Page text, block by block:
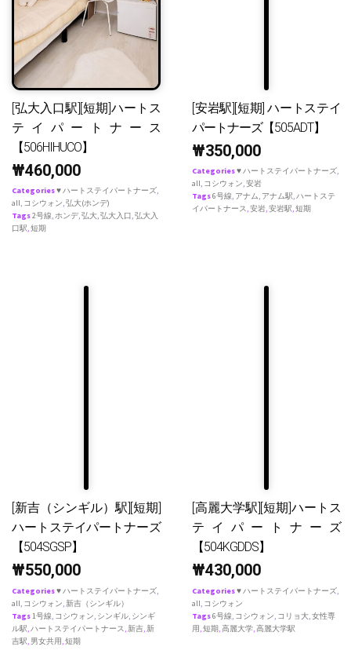
[弘大入口駅][短期]ハートス
テイパートナース
【506HIHUCO】
₩460,000
Categories♥ ハートステイパートナーズ,
all, コシウォン,弘大(ホンデ)
Tags2号線,ホンデ,弘大,弘大入口,弘大入
口駅,短期
[安岩駅][短期] ハートステイ
パートナーズ【505ADT】
₩350,000
Categories♥ ハートステイパートナーズ,
all, コシウォン,安岩
Tags6号線, アナム, アナム駅,ハートステ
イパートナース,安岩,安岩駅,短期
[新吉（シンギル）駅][短期]
ハートステイパートナーズ
【504SGSP】
₩550,000
Categories♥ ハートステイパートナーズ,
all, コシウォン,新吉（シンギル）
Tags1号線, コシウォン, シンギル, シンギ
ル駅,ハートステイパートナース,新吉,新
吉駅, 男女共用,短期
[高麗大学駅][短期]ハートス
テイパートナーズ
【504KGDDS】
₩430,000
Categories♥ ハートステイパートナーズ,
all, コシウォン
Tags6号線, コシウォン, コリョ大,女性専
用,短期,高麗大学,高麗大学駅